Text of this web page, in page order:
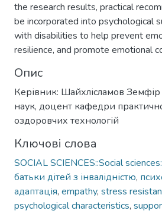
the research results, practical
be incorporated into psychological
with disabilities to help prevent
resilience, and promote emotional
Опис
Керівник: Шайхлісламов
наук, доцент кафедри
оздоровчих технологій
Ключові слова
SOCIAL SCIENCES::Social
батьки дітей з інвалідністю,
адаптація, empathy, stress
psychological characteristics,